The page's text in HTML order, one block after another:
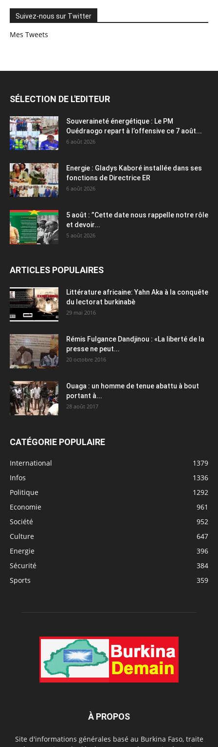
Suivez-nous sur Twitter
Mes Tweets
SÉLECTION DE L'EDITEUR
Souveraineté énergétique : Le PM
Ouédraogo repart à l’offensive ce 7 août...
6 août 2026
Energie : Gladys Kaboré installée dans ses
fonctions de Directrice ER
6 août 2026
5 août : ”Cette date nous rappelle notre rôle
et devoir...
5 août 2026
ARTICLES POPULAIRES
Littérature africaine: Yahn Aka à la conquête
du lectorat burkinabè
29 mai 2016
Rémis Fulgance Dandjinou : «La liberté de la
presse ne peut...
20 octobre 2016
Ouaga : un homme de tenue abattu à bout
portant à...
28 août 2017
CATÉGORIE POPULAIRE
International
1379
Infos
1336
Politique
1292
Economie
961
Société
952
Culture
647
Energie
396
Sécurité
384
Sports
359
À PROPOS
Site d'informations générales basé au Burkina Faso, traite